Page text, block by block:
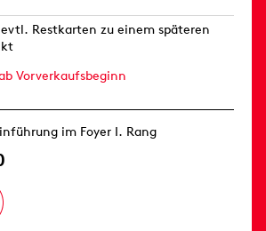
Restkarten zu einem späteren
Vorverkaufsbeginn
im Foyer I. Rang